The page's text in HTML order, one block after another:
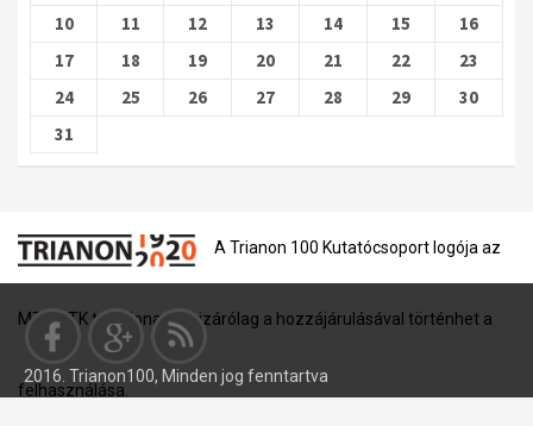
10
11 12 13 14 15
16
17
18 19 20 21 22
23
24
25 26 27 28 29
30
31
A Trianon 100 Kutatócsoport logója az
MTA BTK tulajdona, és kizárólag a hozzájárulásával történhet a
felhasználása.
2016. Trianon100, Minden jog fenntartva